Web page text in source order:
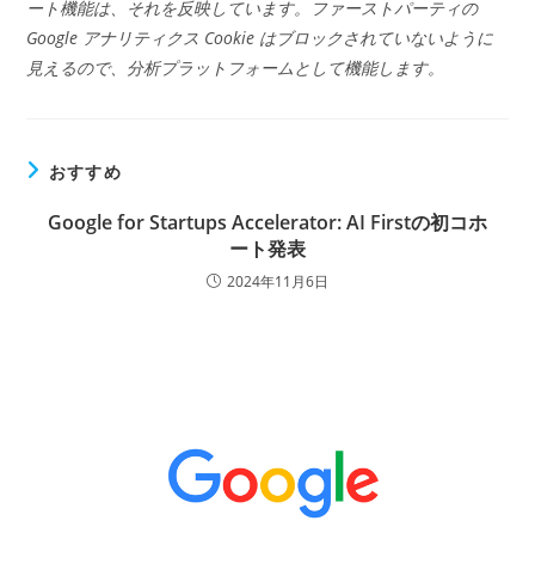
ート機能は、それを反映しています。ファーストパーティの
Google アナリティクス Cookie はブロックされていないように
見えるので、分析プラットフォームとして機能します。
おすすめ
Google for Startups Accelerator: AI Firstの初コホ
ート発表
2024年11月6日